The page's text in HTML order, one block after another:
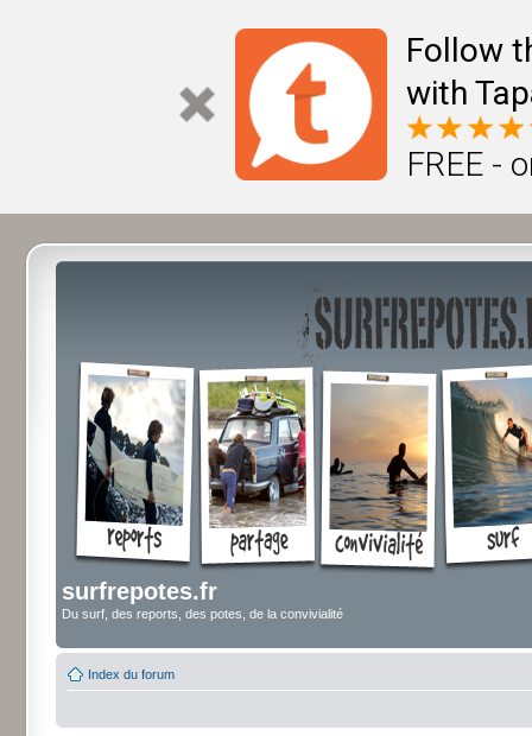
Follow
with
FREE -
surfrepotes.fr
Du surf, des reports, des potes, de la convivialité
Index du forum